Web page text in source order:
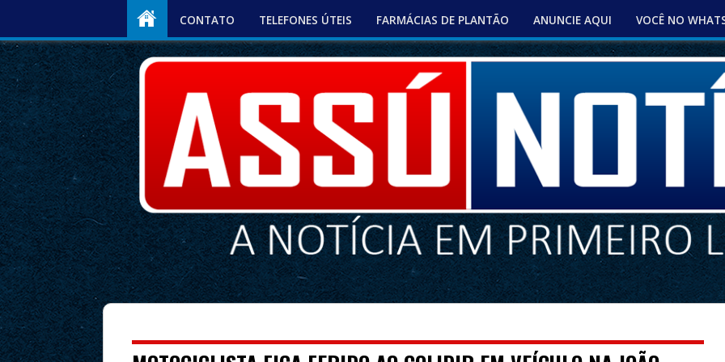
CONTATO TELEFONES ÚTEIS FARMÁCIAS DE PLANTÃO ANUNCIE AQUI VOCÊ NO